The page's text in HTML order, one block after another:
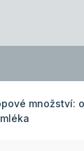
množství: